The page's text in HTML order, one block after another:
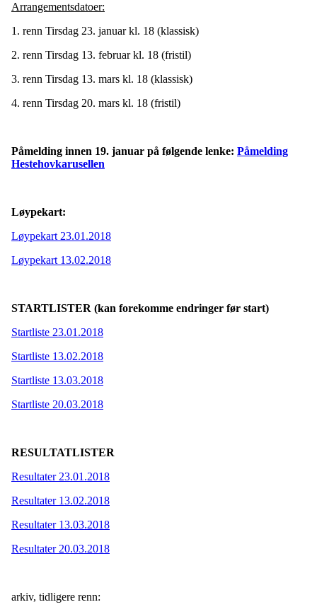
Arrangementsdatoer:
1. renn Tirsdag 23. januar kl. 18 (klassisk)
2. renn Tirsdag 13. februar kl. 18 (fristil)
3. renn Tirsdag 13. mars kl. 18 (klassisk)
4. renn Tirsdag 20. mars kl. 18 (fristil)
Påmelding innen 19. januar på følgende lenke: Påmelding
Hestehovkarusellen
Løypekart:
Løypekart 23.01.2018
Løypekart 13.02.2018
STARTLISTER (kan forekomme endringer før start)
Startliste 23.01.2018
Startliste 13.02.2018
Startliste 13.03.2018
Startliste 20.03.2018
RESULTATLISTER
Resultater 23.01.2018
Resultater 13.02.2018
Resultater 13.03.2018
Resultater 20.03.2018
arkiv, tidligere renn: